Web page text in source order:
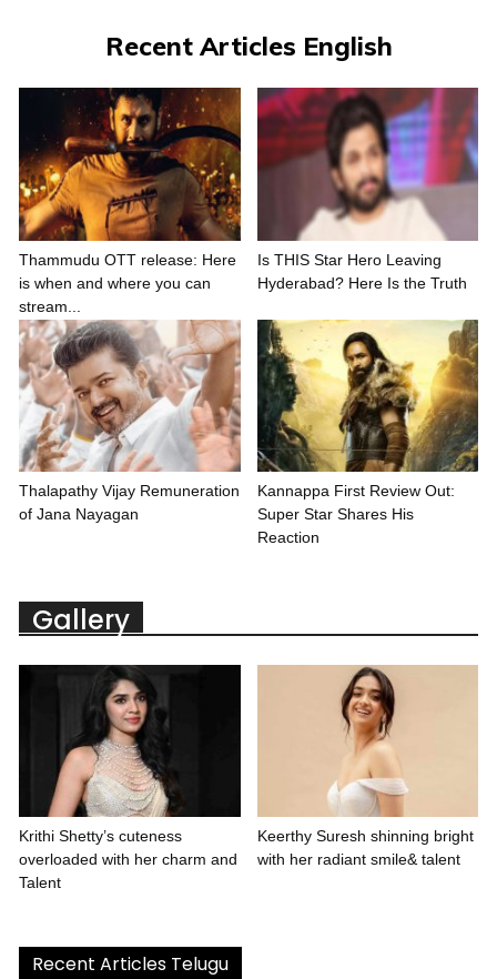
Recent Articles English
Thammudu OTT release: Here
is when and where you can
stream...
Is THIS Star Hero Leaving
Hyderabad? Here Is the Truth
Thalapathy Vijay Remuneration
of Jana Nayagan
Kannappa First Review Out:
Super Star Shares His
Reaction
Gallery
Krithi Shetty’s cuteness
overloaded with her charm and
Talent
Keerthy Suresh shinning bright
with her radiant smile& talent
Recent Articles Telugu